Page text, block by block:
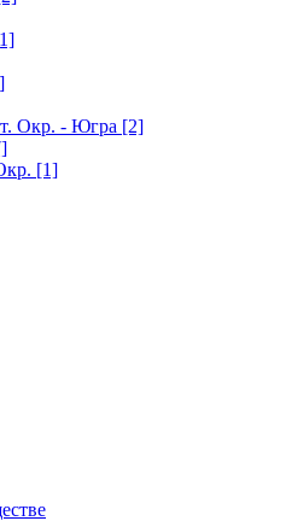
Окр. - Югра [2]
[1]